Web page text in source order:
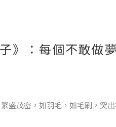
」。
》：每個不敢做
盛茂密，如羽毛，如毛刷，突